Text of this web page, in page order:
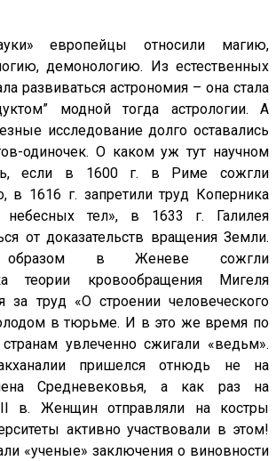
европейцы относили магию,
демонологию. Из естественных
развиваться астрономия – она стала
модной тогда астрологии. А
исследование долго оставались
одиночек. О каком уж тут научном
если в 1600 г. в Риме сожгли
в 1616 г. запретили труд Коперника
небесных тел», в 1633 г. Галилея
от доказательств вращения Земли.
образом в Женеве сожгли
теории кровообращения Мигеля
за труд «О строении человеческого
в тюрьме. И в это же время по
увлеченно сжигали «ведьм».
пришелся отнюдь не на
Средневековья, а как раз на
в. Женщин отправляли на костры
активно участвовали в этом!
«ученые» заключения о виновности